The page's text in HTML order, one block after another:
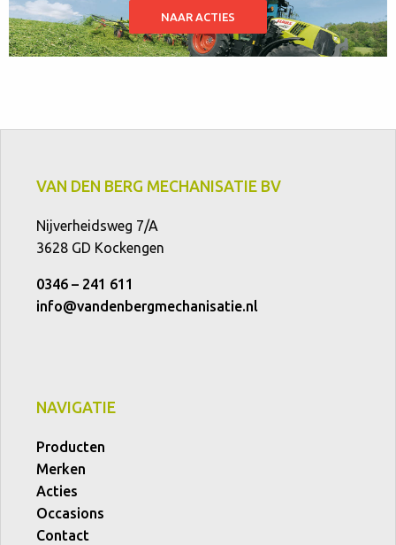
NAAR ACTIES
VAN DEN BERG MECHANISATIE BV
Nijverheidsweg 7/A
3628 GD Kockengen
0346 – 241 611
info@vandenbergmechanisatie.nl
NAVIGATIE
Producten
Merken
Acties
Occasions
Contact